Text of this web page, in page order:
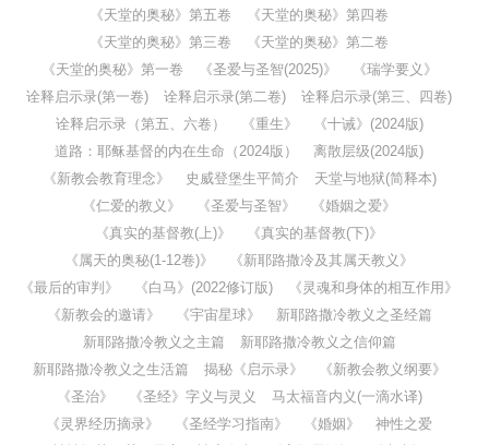
《天堂的奥秘》第五卷
《天堂的奥秘》第四卷
《天堂的奥秘》第三卷
《天堂的奥秘》第二卷
《天堂的奥秘》第一卷
《圣爱与圣智(2025)》
《瑞学要义》
诠释启示录(第一卷)
诠释启示录(第二卷)
诠释启示录(第三、四卷)
诠释启示录（第五、六卷）
《重生》
《十诫》(2024版)
道路：耶稣基督的内在生命（2024版）
离散层级(2024版)
《新教会教育理念》
史威登堡生平简介
天堂与地狱(简释本)
《仁爱的教义》
《圣爱与圣智》
《婚姻之爱》
《真实的基督教(上)》
《真实的基督教(下)》
《属天的奥秘(1-12卷)》
《新耶路撒冷及其属天教义》
《最后的审判》
《白马》(2022修订版)
《灵魂和身体的相互作用》
《新教会的邀请》
《宇宙星球》
新耶路撒冷教义之圣经篇
新耶路撒冷教义之主篇
新耶路撒冷教义之信仰篇
新耶路撒冷教义之生活篇
揭秘《启示录》
《新教会教义纲要》
《圣治》
《圣经》字义与灵义
马太福音内义(一滴水译)
《灵界经历摘录》
《圣经学习指南》 《婚姻》
神性之爱